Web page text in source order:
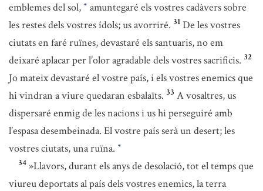
emblemes del sol, * amuntegaré els vostres cadàvers sobre
les restes dels vostres ídols; us avorriré. 31 De les vostres
ciutats en faré ruïnes, devastaré els santuaris, no em
deixaré aplacar per l’olor agradable dels vostres sacrificis. 32
Jo mateix devastaré el vostre país, i els vostres enemics que
hi vindran a viure quedaran esbalaïts. 33 A vosaltres, us
dispersaré enmig de les nacions i us hi perseguiré amb
l’espasa desembeinada. El vostre país serà un desert; les
vostres ciutats, una ruïna. *
34 »Llavors, durant els anys de desolació, tot el temps que
viureu deportats al país dels vostres enemics, la terra